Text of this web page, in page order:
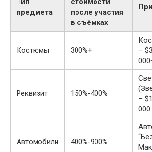
Тип
предмета
стоимости
после участия
в съёмках
Костюмы 300%+
–
Реквизит 150%-400%
–
Автомобили 400%-900%